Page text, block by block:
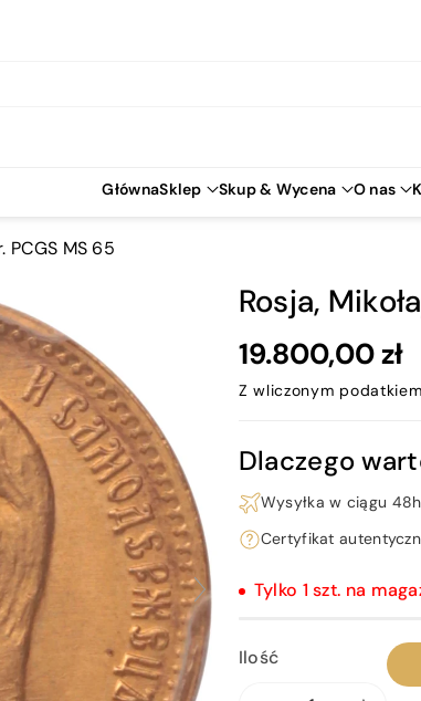
GłównaSklep Skup & Wycena O nas
PCGS MS 65
Rosja,
19.800,00 zł
Z wliczonym
Dlaczego
Wysyłka w ciągu
Certyfikat
Tylko 1 szt. na
Ilość